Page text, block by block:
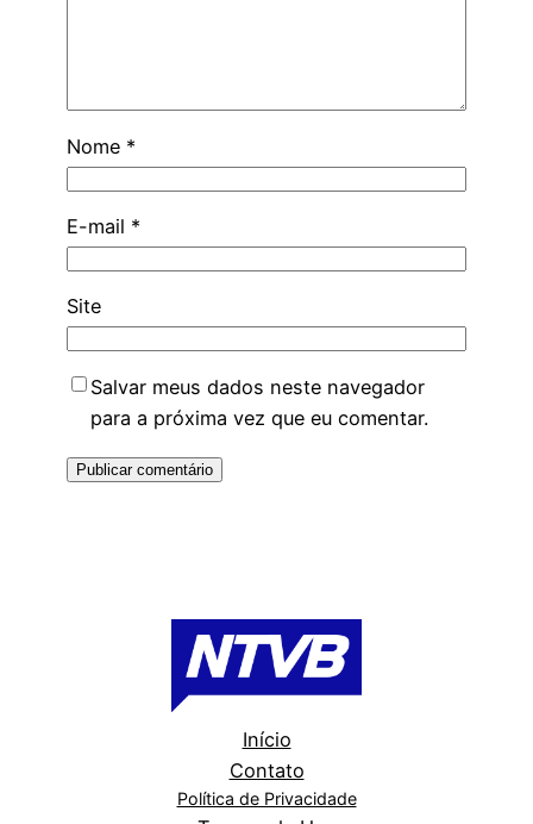
Nome *
E-mail *
Site
Salvar meus dados neste navegador
para a próxima vez que eu comentar.
Início
Contato
Política de Privacidade